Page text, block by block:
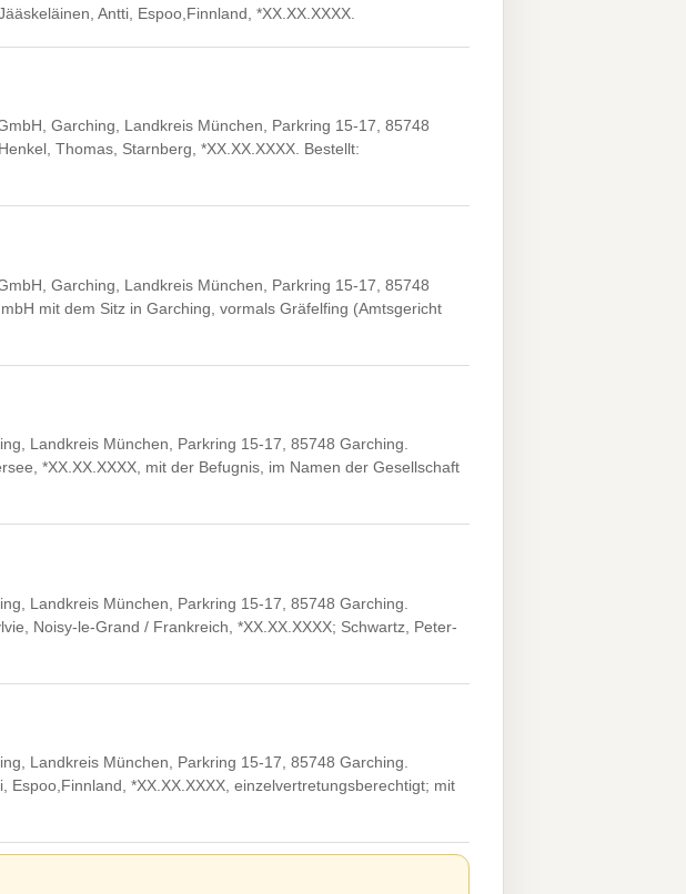
Antti, Espoo,Finnland, *XX.XX.XXXX.
Garching, Landkreis München, Parkring 15-17, 85748
Thomas, Starnberg, *XX.XX.XXXX. Bestellt:
Garching, Landkreis München, Parkring 15-17, 85748
mit dem Sitz in Garching, vormals Gräfelfing (Amtsgericht
Landkreis München, Parkring 15-17, 85748 Garching.
*XX.XX.XXXX, mit der Befugnis, im Namen der Gesellschaft
Landkreis München, Parkring 15-17, 85748 Garching.
Noisy-le-Grand / Frankreich, *XX.XX.XXXX; Schwartz, Peter-
Landkreis München, Parkring 15-17, 85748 Garching.
Espoo,Finnland, *XX.XX.XXXX, einzelvertretungsberechtigt; mit